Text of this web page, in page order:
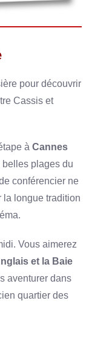
pour découvrir
Cassis et
àCannes
plages du
conférencier ne
la longue tradition
Vous aimerez
et la Baie
aventurer dans
quartier des